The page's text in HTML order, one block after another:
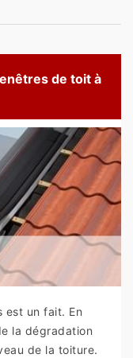
de toit à
est un fait. En
la dégradation
de la toiture.